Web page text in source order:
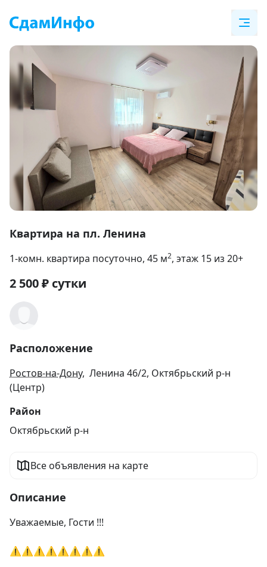
1
9
Квартира на пл. Ленина
1-комн. квартира посуточно, 45 м2, этаж 15 из 20+
2 500₽ сутки
Расположение
Ростов-на-Дону, Ленина 46/2, Октябрьский р-н
(Центр)
Район
Октябрьский р-н
Все объявления на карте
Описание
Уважаемые, Гости !!!
⚠️⚠️⚠️⚠️⚠️⚠️⚠️⚠️